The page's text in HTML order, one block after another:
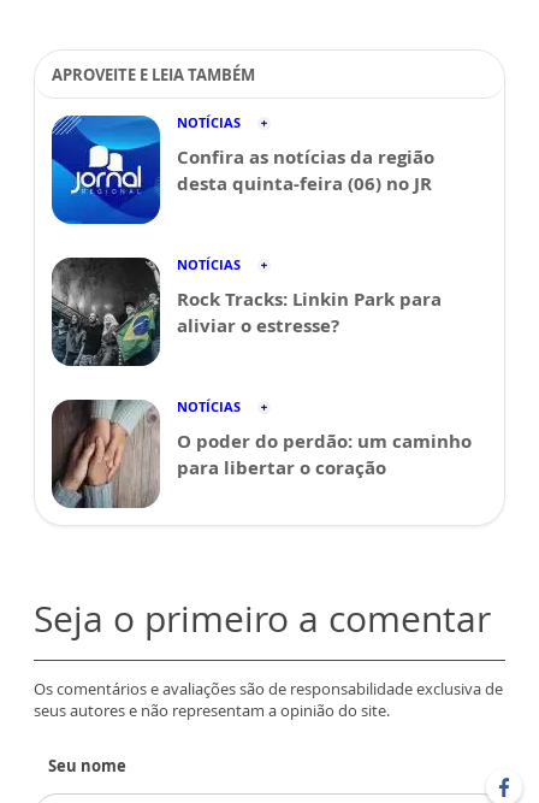
APROVEITE E LEIA TAMBÉM
NOTÍCIAS
Confira as notícias da região
desta quinta-feira (06) no JR
NOTÍCIAS
Rock Tracks: Linkin Park para
aliviar o estresse?
NOTÍCIAS
O poder do perdão: um caminho
para libertar o coração
Seja o primeiro a comentar
Os comentários e avaliações são de responsabilidade exclusiva de
seus autores e não representam a opinião do site.
Seu nome